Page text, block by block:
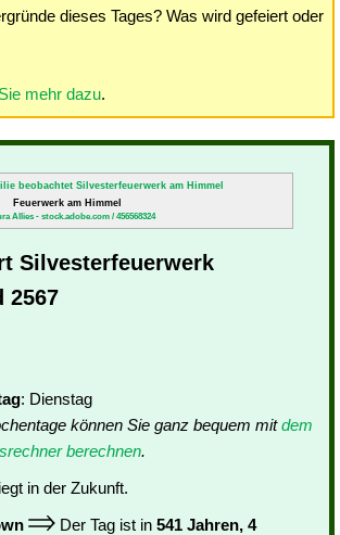
dieses Tages? Was wird gefeiert oder
mehr dazu.
Feuerwerk am Himmel
Allies - stock.adobe.com / 456568324
Silvesterfeuerwerk
2567
: Dienstag
können Sie ganz bequem mitdem
berechnen.
in der Zukunft.
Der Tag ist in 541 Jahren, 4